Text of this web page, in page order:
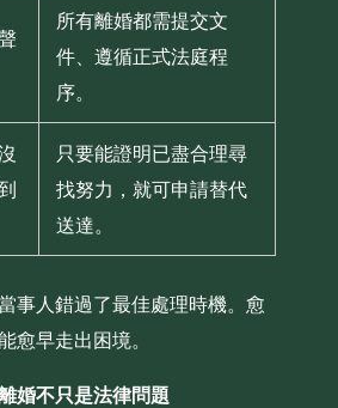
所有離婚都需提交文
件、遵循正式法庭程
序。
只要能證明已盡合理尋
找努力，就可申請替代
送達。
事人錯過了最佳處理時機。愈
愈早走出困境。
婚不只是法律問題